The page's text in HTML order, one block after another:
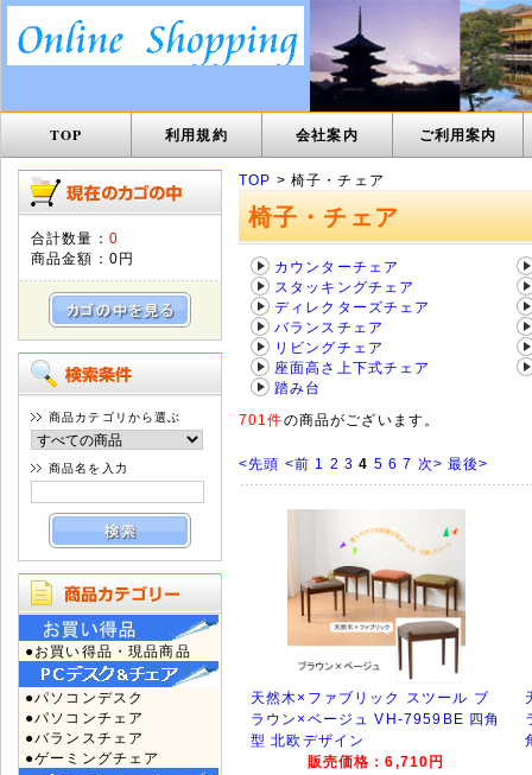
TOP 利用規約 会社案内 ご利用案内
合計数量： 0
商品金額： 0円
商品カテゴリから選ぶ
商品名を入力
●お買い得品・現品商品
●パソコンデスク
●パソコンチェア
●バランスチェア
●ゲーミングチェア
TOP > 椅子・チェア
椅子・チェア
カウンターチェア
スタッキングチェア
ディレクターズチェア
バランスチェア
リビングチェア
座面高さ上下式チェア
踏み台
701件の商品がございます。
<先頭 <前 1 2 3 4 5 6 7 次> 最後>
天然木×ファブリック スツール ブ
ラウン×ベージュ VH-7959BE 四角
型 北欧デザイン
販売価格：6,710円